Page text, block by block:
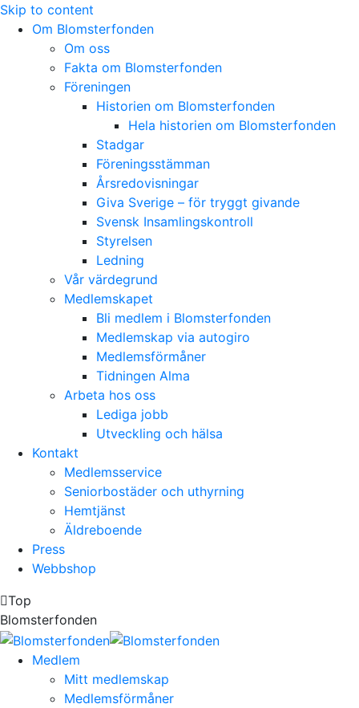
Skip to content
Om Blomsterfonden
Om oss
Fakta om Blomsterfonden
Föreningen
Historien om Blomsterfonden
Hela historien om Blomsterfonden
Stadgar
Föreningsstämman
Årsredovisningar
Giva Sverige – för tryggt givande
Svensk Insamlingskontroll
Styrelsen
Ledning
Vår värdegrund
Medlemskapet
Bli medlem i Blomsterfonden
Medlemskap via autogiro
Medlemsförmåner
Tidningen Alma
Arbeta hos oss
Lediga jobb
Utveckling och hälsa
Kontakt
Medlemsservice
Seniorbostäder och uthyrning
Hemtjänst
Äldreboende
Press
Webbshop
Top
Blomsterfonden
Medlem
Mitt medlemskap
Medlemsförmåner